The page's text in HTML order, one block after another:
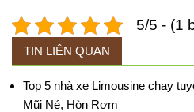
5/5 - (1
TIN LIÊN QUAN
Top 5 nhà xe Limousine chạy
Mũi Né, Hòn Rơm